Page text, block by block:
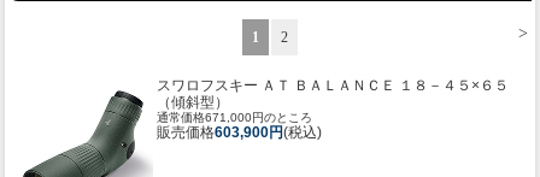
>
1 2
スワロフスキー ＡＴ ＢＡＬＡＮＣＥ １８－４５×６５
（傾斜型）
通常価格671,000円のところ
販売価格603,900円(税込)